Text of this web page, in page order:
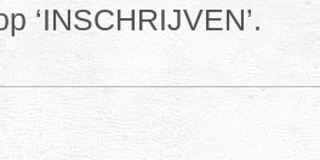
‘INSCHRIJVEN’.